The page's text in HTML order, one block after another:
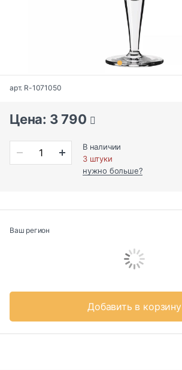
арт. R-1071050
Цена: 3 790
В наличии
3 штуки
нужно больше?
Ваш регион
Добавить в корзину